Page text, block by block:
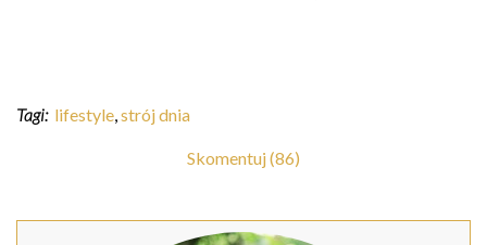
Tagi: lifestyle strój dnia
Skomentuj (86)